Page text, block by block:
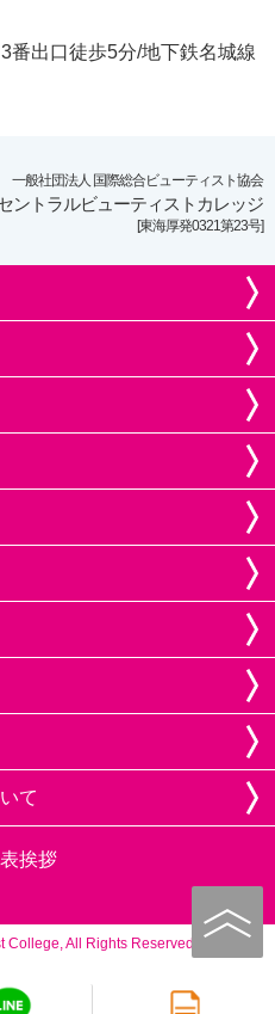
番出口徒歩5分/地下鉄名城線
一般社団法人 国際総合ビューティスト協会
ントラルビューティストカレッジ
[東海厚発0321第23号]
て
挨拶
All Rights Reserved.